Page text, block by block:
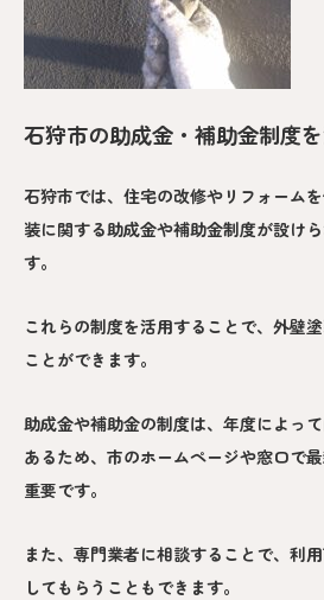
石狩市の助成金・補助金制度
石狩市では、住宅の改修やリフォーム
装に関する助成金や補助金制度が設け
す。
これらの制度を活用することで、外壁
ことができます。
助成金や補助金の制度は、年度によっ
あるため、市のホームページや窓口で
重要です。
また、専門業者に相談することで、利
してもらうこともできます。